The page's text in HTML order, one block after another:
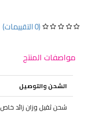
(0 التقييمات)
مواصفات المنتج
الشحن والتوصيل
شحن ثقيل وزان زائد خاص